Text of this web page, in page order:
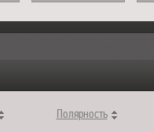
Полярность